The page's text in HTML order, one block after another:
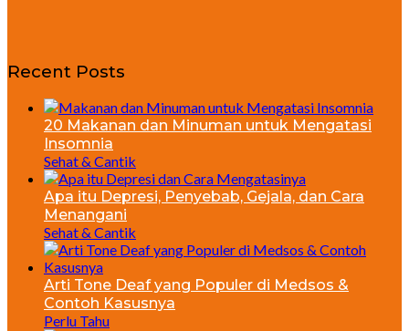
Recent Posts
20 Makanan dan Minuman untuk Mengatasi
Insomnia
Sehat & Cantik
Apa itu Depresi, Penyebab, Gejala, dan Cara
Menangani
Sehat & Cantik
Arti Tone Deaf yang Populer di Medsos &
Contoh Kasusnya
Perlu Tahu